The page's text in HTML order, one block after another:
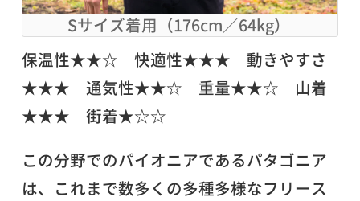
Sサイズ着用（176cm／64kg）
保温性★★☆ 快適性★★★ 動きやすさ
★★★ 通気性★★☆ 重量★★☆ 山着
★★★ 街着★☆☆
この分野でのパイオニアであるパタゴニア
は、これまで数多くの多種多様なフリース